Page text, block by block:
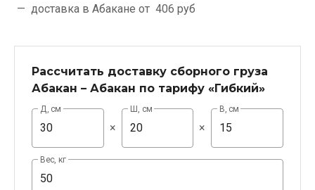
доставка в Абакане от 406 руб
Рассчитать доставку сборного груза
Абакан – Абакан по тарифу «Гибкий»
Д, см
×
Ш, см
×
В, см
Вес, кг